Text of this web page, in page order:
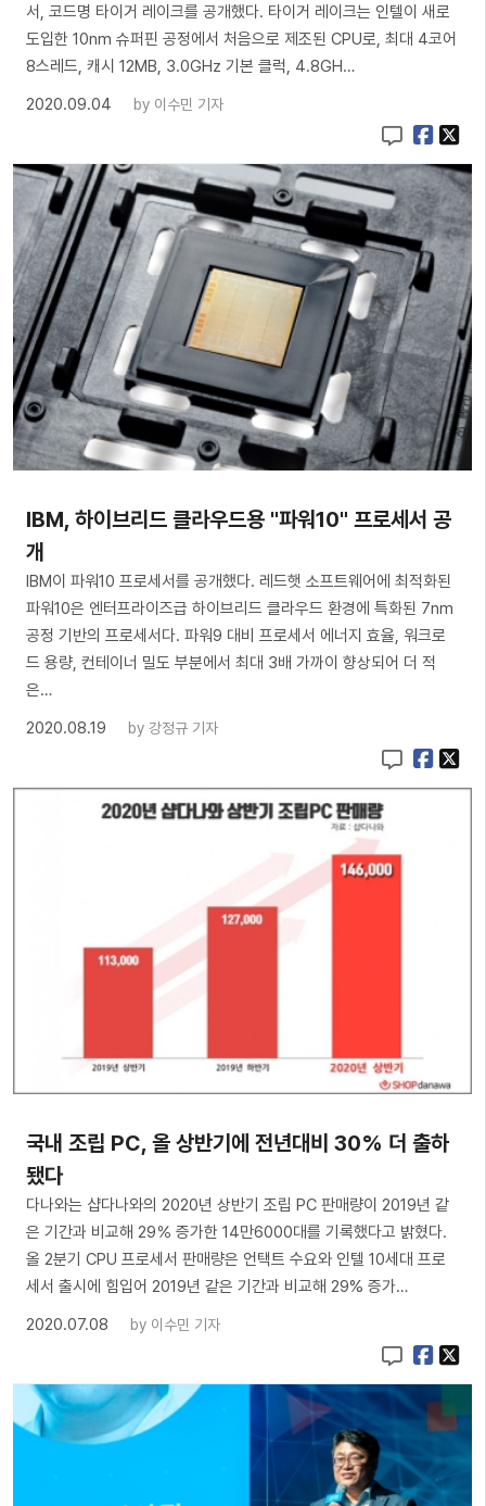
서, 코드명 타이거 레이크를 공개했다. 타이거 레이크는 인텔이 새로
도입한 10nm 슈퍼핀 공정에서 처음으로 제조된 CPU로, 최대 4코어
8스레드, 캐시 12MB, 3.0GHz 기본 클럭, 4.8GH…
2020.09.04
by 이수민 기자
IBM, 하이브리드 클라우드용 "파워10" 프로세서 공
개
IBM이 파워10 프로세서를 공개했다. 레드햇 소프트웨어에 최적화된
파워10은 엔터프라이즈급 하이브리드 클라우드 환경에 특화된 7nm
공정 기반의 프로세서다. 파워9 대비 프로세서 에너지 효율, 워크로
드 용량, 컨테이너 밀도 부분에서 최대 3배 가까이 향상되어 더 적
은…
2020.08.19
by 강정규 기자
국내 조립 PC, 올 상반기에 전년대비 30% 더 출하
됐다
다나와는 샵다나와의 2020년 상반기 조립 PC 판매량이 2019년 같
은 기간과 비교해 29％ 증가한 14만6000대를 기록했다고 밝혔다.
올 2분기 CPU 프로세서 판매량은 언택트 수요와 인텔 10세대 프로
세서 출시에 힘입어 2019년 같은 기간과 비교해 29% 증가…
2020.07.08
by 이수민 기자